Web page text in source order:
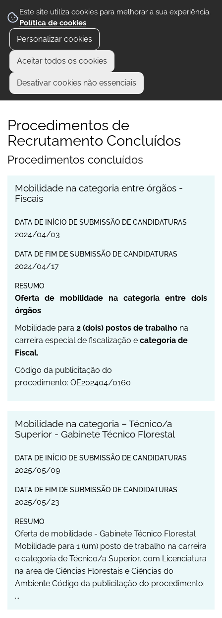
Este site utiliza cookies para melhorar a sua experiência.
Política de cookies.
Personalizar cookies
Aceitar todos os cookies
Desativar cookies não essenciais
Procedimentos de
Recrutamento Concluídos
Procedimentos concluídos
Mobilidade na categoria entre órgãos -
Fiscais
DATA DE INÍCIO DE SUBMISSÃO DE CANDIDATURAS
2024/04/03
DATA DE FIM DE SUBMISSÃO DE CANDIDATURAS
2024/04/17
RESUMO
Oferta de mobilidade na categoria entre dois
órgãos
Mobilidade para 2 (dois) postos de trabalho na
carreira especial de fiscalização e categoria de
Fiscal.
Código da publicitação do
procedimento: OE202404/0160
Mobilidade na categoria – Técnico/a
Superior - Gabinete Técnico Florestal
DATA DE INÍCIO DE SUBMISSÃO DE CANDIDATURAS
2025/05/09
DATA DE FIM DE SUBMISSÃO DE CANDIDATURAS
2025/05/23
RESUMO
Oferta de mobilidade - Gabinete Técnico Florestal
Mobilidade para 1 (um) posto de trabalho na carreira
e categoria de Técnico/a Superior, com Licenciatura
na área de Ciências Florestais e Ciências do
Ambiente Código da publicitação do procedimento:
...